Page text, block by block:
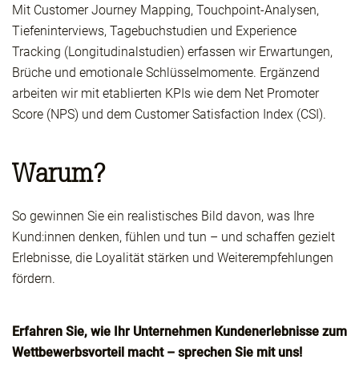
Mit Customer Journey Mapping, Touchpoint-Analysen,
Tiefeninterviews, Tagebuchstudien und Experience
Tracking (Longitudinalstudien) erfassen wir Erwartungen,
Brüche und emotionale Schlüsselmomente. Ergänzend
arbeiten wir mit etablierten KPIs wie dem Net Promoter
Score (NPS) und dem Customer Satisfaction Index (CSI).
Warum?
So gewinnen Sie ein realistisches Bild davon, was Ihre
Kund:innen denken, fühlen und tun – und schaffen gezielt
Erlebnisse, die Loyalität stärken und Weiterempfehlungen
fördern.
Erfahren Sie, wie Ihr Unternehmen Kundenerlebnisse zum
Wettbewerbsvorteil macht – sprechen Sie mit uns!